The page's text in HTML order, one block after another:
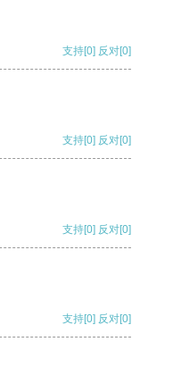
支持[0] 反对[0]
支持[0] 反对[0]
支持[0] 反对[0]
支持[0] 反对[0]